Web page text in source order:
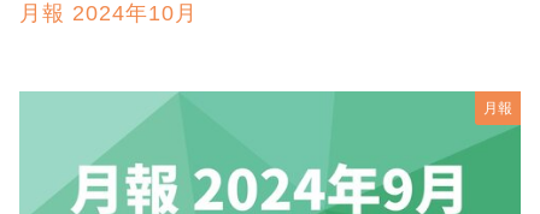
月報 2024年10月
月報